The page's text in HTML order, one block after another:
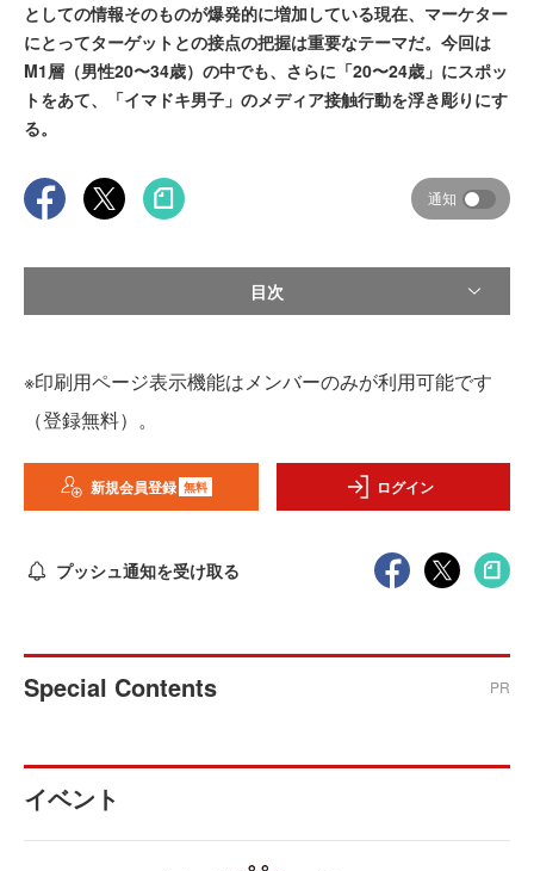
としての情報そのものが爆発的に増加している現在、マーケター
にとってターゲットとの接点の把握は重要なテーマだ。今回は
M1層（男性20〜34歳）の中でも、さらに「20〜24歳」にスポッ
トをあて、「イマドキ男子」のメディア接触行動を浮き彫りにす
る。
通知
目次
※印刷用ページ表示機能はメンバーのみが利用可能です
（登録無料）。
新規会員登録 無料 ログイン
プッシュ通知を受け取る
Special Contents PR
イベント